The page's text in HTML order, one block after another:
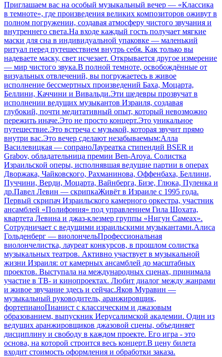
Приглашаем вас на особый музыкальный вечер — «Классика
в темноте», где произведения великих композиторов оживут в
полном погружении, создавая атмосферу чистого звучания и
внутреннего света.На входе каждый гость получает мягкие
маски для сна в индивидуальной упаковке — маленький
ритуал перед путешествием внутрь себя. Как только вы
надеваете маску, свет исчезает. Открывается другое измерение
— мир чистого звука.В полной темноте, освобождённые от
визуальных отвлечений, вы погружаетесь в живое
исполнение бессмертных произведений Баха, Моцарта,
Беллини, Каччини и Вивальди.Эти шедевры прозвучат в
исполнении ведущих музыкантов Израиля, создавая
глубокий, почти медитативный опыт, который невозможно
пережить иначе.Это не просто концерт.Это уникальное
путешествие.Это встреча с музыкой, которая звучит прямо
внутри вас.Это вечер сделают незабываемым:Алла
Василевицкая — сопраноЛауреатка стипендий BSER и
Grabov, обладательница премии Ben-Aroya. Солистка
Израильской оперы, исполнявшая ведущие партии в операх
Дворжака, Чайковского, Рахманинова, Оффенбаха, Беллини,
Пуччини, Верди, Моцарта, Вайнберга, Бизе, Глюка, Пуленка и
др.Павел Левин — скрипкаЖивёт в Израиле с 1995 года.
Первый скрипач Израильского камерного оркестра, участник
ансамблей «Полифония» под управлением Гила Шохата,
квартета Левина и джаз-клезмер группы «Нигун Самеах».
Сотрудничает с ведущими израильскими музыкантами.Алиса
Гольденберг — виолончельПрофессиональная
виолончелистка, лауреат конкурсов, в прошлом солистка
музыкальных театров. Активно участвует в музыкальной
жизни Израиля: от камерных ансамблей до масштабных
проектов. Выступала на международных сценах, принимала
участие в ТВ- и кинопроектах. Любит диалог между жанрами
и живое звучание здесь и сейчас.Яков Муравин —
музыкальный руководитель, аранжировщик,
фортепианоПианист с классическим и джазовым
образованием, выпускник Иерусалимской академии. Один из
ведущих аранжировщиков джазовой сцены, объединяет
дисциплину и свободу в каждом проекте. Его игра - это
основа, на которой строится весь концерт.В цену билета
входит стоимость оформления и обработки заказа.